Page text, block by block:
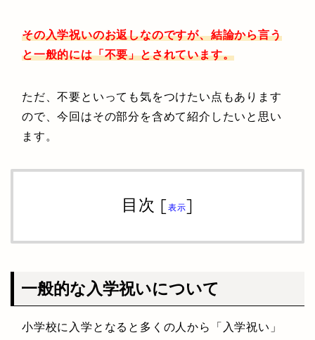
その入学祝いのお返しなのですが、結論から言う
と一般的には「不要」とされています。
ただ、不要といっても気をつけたい点もあります
ので、今回はその部分を含めて紹介したいと思い
ます。
目次 [表示]
一般的な入学祝いについて
小学校に入学となると多くの人から「入学祝い」